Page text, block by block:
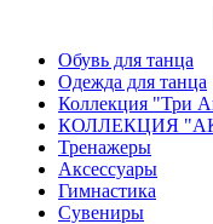
Обувь для танца
Одежда для танца
Коллекция "Три
КОЛЛЕКЦИЯ
Тренажеры
Аксессуары
Гимнастика
Сувениры